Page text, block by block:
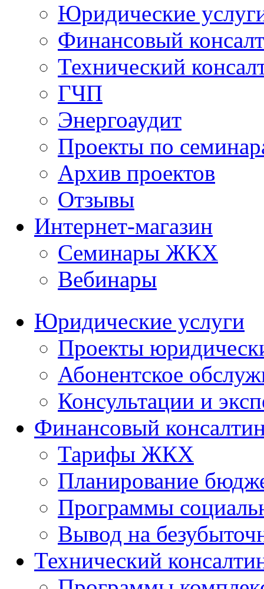
Юридические
Финансовый
Технический
ГЧП
Энергоаудит
Проекты по
Архив проектов
Отзывы
Интернет-магазин
Семинары ЖКХ
Вебинары
Юридические услуги
Проекты
Абонентское
Консультации и
Финансовый
Тарифы ЖКХ
Планирование
Программы
Вывод на
Технический